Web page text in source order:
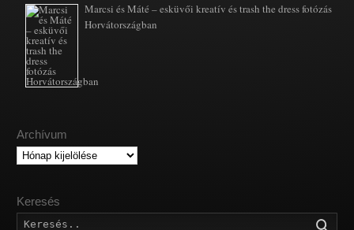
Marcsi és Máté – esküvői kreatív és trash the dress fotózás
Horvátországban
Archívum
Archívum
Keresés